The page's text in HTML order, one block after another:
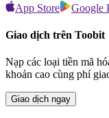
App Store Google
Giao dịch trên Toobit
Nạp các loại tiền mã
khoản cao cùng phí
Giao dịch ngay